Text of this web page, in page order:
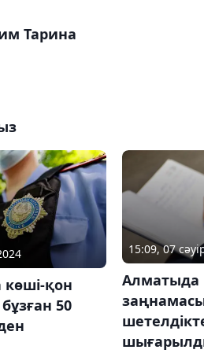
Тарина
көші-қон
50
15:09, 07
Алматыда